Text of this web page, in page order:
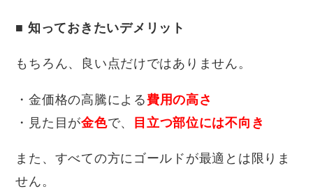
■ 知っておきたいデメリット
もちろん、良い点だけではありません。
・金価格の高騰による費用の高さ
・見た目が金色で、 目立つ部位には不向き
また、すべての方にゴールドが最適とは限りま
せん。